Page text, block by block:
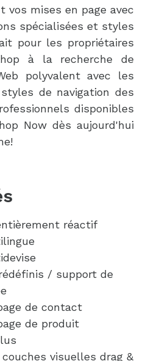
vos mises en page avec
spécialisées et styles
pour les propriétaires
à la recherche de
polyvalent avec les
de navigation des
disponibles
Now dès aujourd'hui
réactif
/ support de
de contact
de produit
visuelles drag &